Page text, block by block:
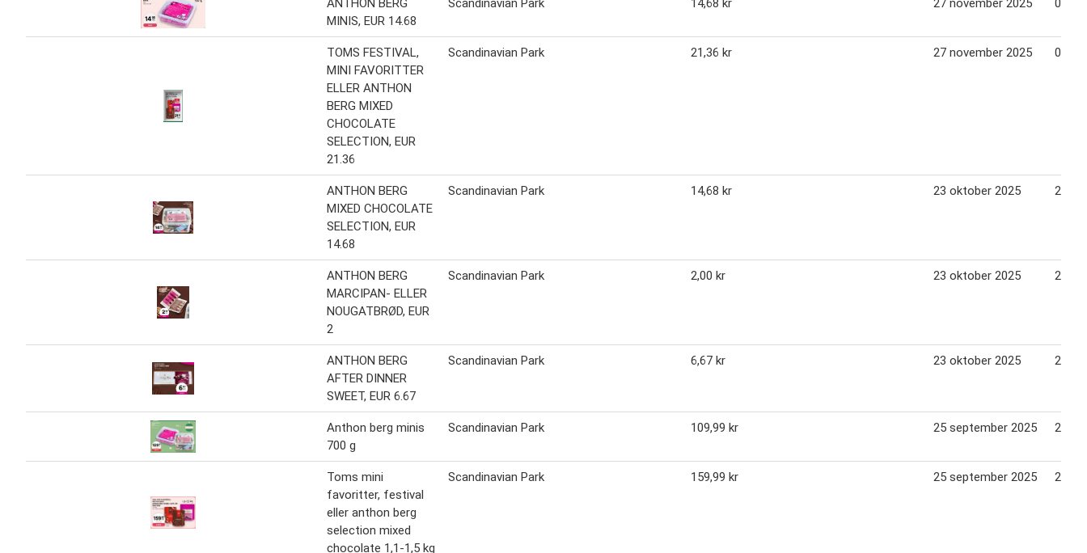
MINIS, EUR 14.68
TOMS FESTIVAL,
MINI FAVORITTER
ELLER ANTHON
BERG MIXED
CHOCOLATE
SELECTION, EUR
21.36
Scandinavian Park 21,36 kr 27 november 2025 07
ANTHON BERG
MIXED CHOCOLATE
SELECTION, EUR
14.68
Scandinavian Park 14,68 kr 23 oktober 2025 26
ANTHON BERG
MARCIPAN- ELLER
NOUGATBRØD, EUR
2
Scandinavian Park 2,00 kr 23 oktober 2025 26
ANTHON BERG
AFTER DINNER
SWEET, EUR 6.67
Scandinavian Park 6,67 kr 23 oktober 2025 26
Anthon berg minis
700 g
Scandinavian Park 109,99 kr 25 september 2025 22
Toms mini
favoritter, festival
eller anthon berg
selection mixed
chocolate 1,1-1,5 kg
Scandinavian Park 159,99 kr 25 september 2025 22